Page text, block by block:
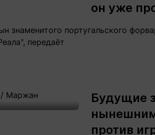
он уже
знаменитого португальского
передаёт
Будущие
против